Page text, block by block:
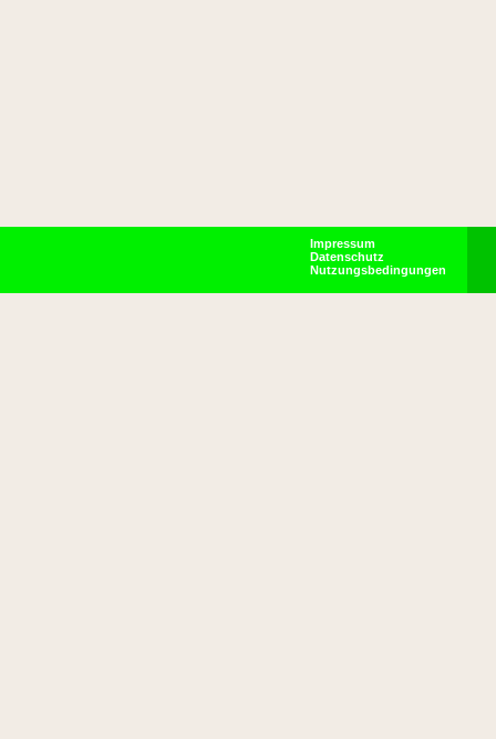
Impressum
Datenschutz
Nutzungsbedingungen